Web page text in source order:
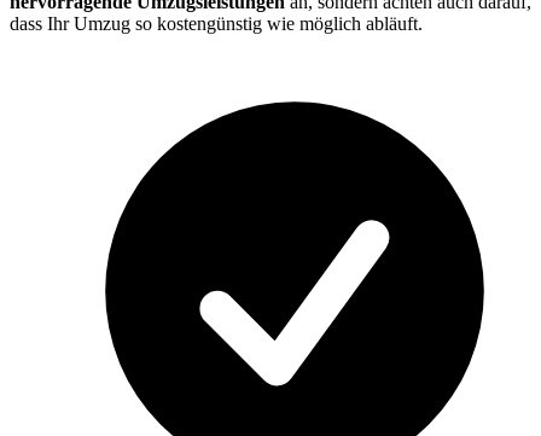
dass Ihr Umzug so kostengünstig wie möglich abläuft.